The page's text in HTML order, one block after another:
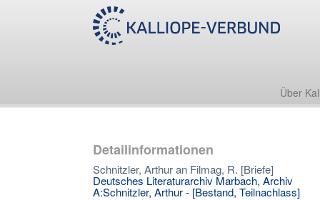
Über
Detailinformationen
Schnitzler, Arthur an Filmag, R. [Briefe]
Deutsches Literaturarchiv Marbach, Archiv
A:Schnitzler, Arthur - [Bestand, Teilnachlass]